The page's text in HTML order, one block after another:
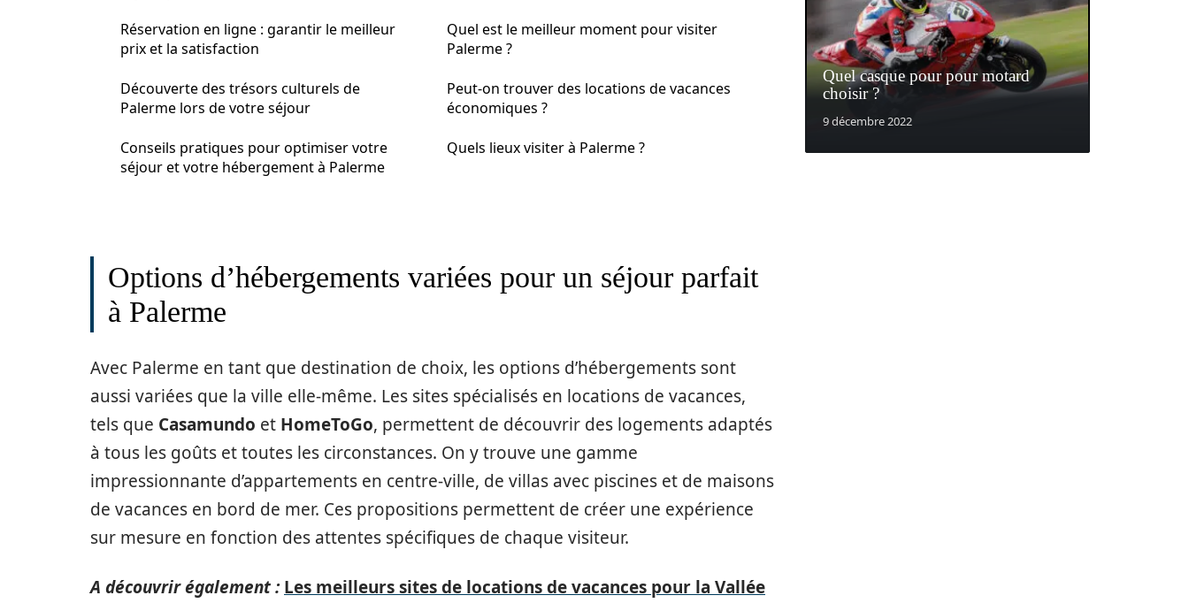
Réservation en ligne : garantir le meilleur
prix et la satisfaction
Découverte des trésors culturels de
Palerme lors de votre séjour
Conseils pratiques pour optimiser votre
séjour et votre hébergement à Palerme
Quel est le meilleur moment pour visiter
Palerme ?
Peut-on trouver des locations de vacances
économiques ?
Quels lieux visiter à Palerme ?
Options d’hébergements variées pour un séjour parfait
à Palerme
Avec Palerme en tant que destination de choix, les options d’hébergements sont
aussi variées que la ville elle-même. Les sites spécialisés en locations de vacances,
tels que Casamundo et HomeToGo, permettent de découvrir des logements adaptés
à tous les goûts et toutes les circonstances. On y trouve une gamme
impressionnante d’appartements en centre-ville, de villas avec piscines et de maisons
de vacances en bord de mer. Ces propositions permettent de créer une expérience
sur mesure en fonction des attentes spécifiques de chaque visiteur.
A découvrir également : Les meilleurs sites de locations de vacances pour la Vallée
Quel casque pour pour motard
choisir ?
9 décembre 2022